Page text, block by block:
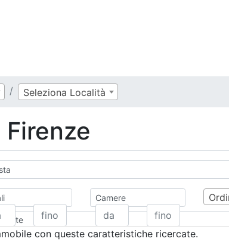
Seleziona Località
Camere
con queste caratteristiche ricercate.